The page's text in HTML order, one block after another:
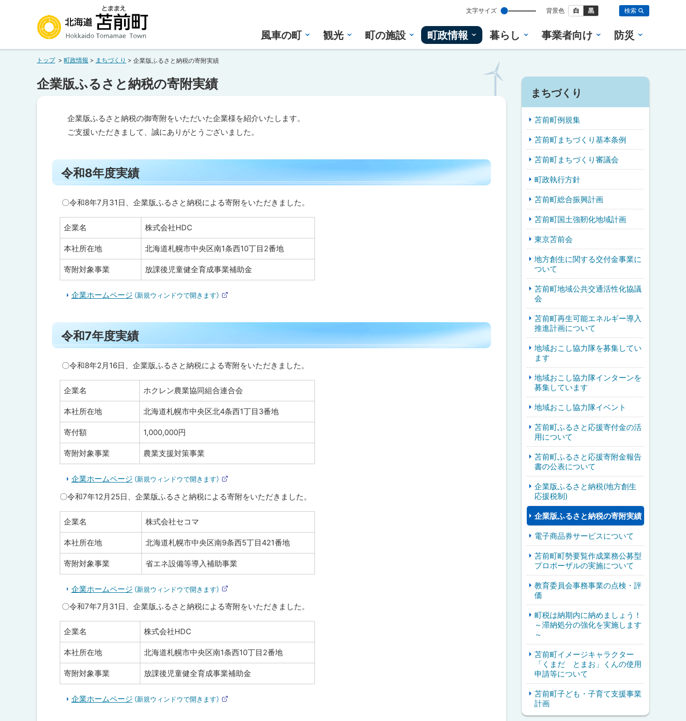
メ
北海道苫前町
Hokkaido Tomamae Town
設
定
文字サイズ 背景色 白 黒 検索
風車の町 観光 町の施設 町政情報 暮らし 事業者向け 防災
トップ 町政情報 まちづくり 企業版ふるさと納税の寄附実績
企業版ふるさと納税の寄附実績
企業版ふるさと納税の御寄附をいただいた企業様を紹介いたします。
ご支援いただきまして、誠にありがとうございました。
ー
内
目
和
年
度
実
績
度
績
令
績
和
年
令和8年度実績
〇令和8年7月31日、企業版ふるさと納税による寄附をいただきました。
企業名 株式会社HDC
本社所在地 北海道札幌市中央区南1条西10丁目2番地
寄附対象事業 放課後児童健全育成事業補助金
企業ホームページ （新規ウィンドウで開きます）
イ
ト
ッ
プ
に
戻
る
令和7年度実績
〇令和8年2月16日、企業版ふるさと納税による寄附をいただきました。
企業名 ホクレン農業協同組合連合会
本社所在地 北海道札幌市中央区北4条西1丁目3番地
寄付額 1,000,000円
寄附対象事業 農業支援対策事業
企業ホームページ （新規ウィンドウで開きます）
部
サ
イ
〇令和7年12月25日、企業版ふるさと納税による寄附をいただきました。
企業名 株式会社セコマ
本社所在地 北海道札幌市中央区南9条西5丁目421番地
寄附対象事業 省エネ設備等導入補助事業
企業ホームページ （新規ウィンドウで開きます）
部
サ
イ
〇令和7年7月31日、企業版ふるさと納税による寄附をいただきました。
企業名 株式会社HDC
本社所在地 北海道札幌市中央区南1条西10丁目2番地
寄附対象事業 放課後児童健全育成事業補助金
企業ホームページ （新規ウィンドウで開きます）
まちづくり
苫前町例規集
苫前町まちづくり基本条例
苫前町まちづくり審議会
町政執行方針
苫前町総合振興計画
苫前町国土強靭化地域計画
東京苫前会
地方創生に関する交付金事業に
ついて
苫前町地域公共交通活性化協議
会
苫前町再生可能エネルギー導入
推進計画について
地域おこし協力隊を募集してい
ます
地域おこし協力隊インターンを
募集しています
地域おこし協力隊イベント
苫前町ふるさと応援寄付金の活
用について
苫前町ふるさと応援寄附金報告
書の公表について
企業版ふるさと納税(地方創生
応援税制)
企業版ふるさと納税の寄附実績
電子商品券サービスについて
苫前町町勢要覧作成業務公募型
プロポーザルの実施について
教育委員会事務事業の点検・評
価
町税は納期内に納めましょう！
～滞納処分の強化を実施します
～
苫前町イメージキャラクター
「くまだ とまお」くんの使用
申請等について
苫前町子ども・子育て支援事業
計画
戻